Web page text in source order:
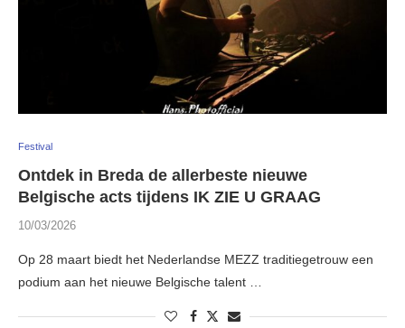
Festival
Ontdek in Breda de allerbeste nieuwe
Belgische acts tijdens IK ZIE U GRAAG
10/03/2026
Op 28 maart biedt het Nederlandse MEZZ traditiegetrouw een
podium aan het nieuwe Belgische talent …